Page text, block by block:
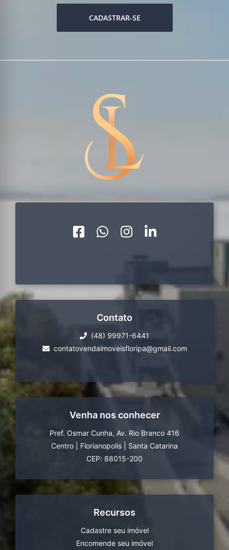
CADASTRAR-SE
Contato
(48) 99971-6441
contatovendaimoveisfloripa@gmail.com
Venha nos conhecer
Pref. Osmar Cunha, Av. Rio Branco 416
Centro
Florianopolis
Santa Catarina
CEP: 88015-200
Recursos
Cadastre seu imóvel
Encomende seu imóvel